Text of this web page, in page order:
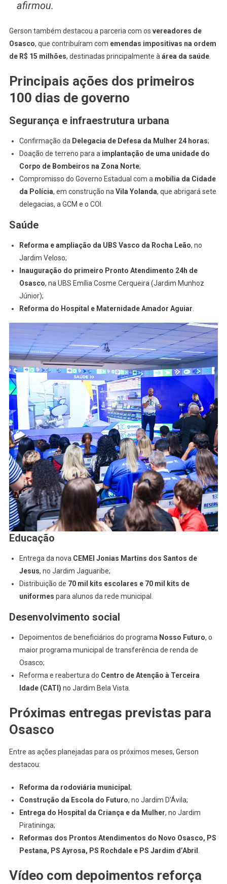
afirmou.
Gerson também destacou a parceria com os vereadores de
Osasco, que contribuíram com emendas impositivas na ordem
de R$ 15 milhões, destinadas principalmente à área da saúde.
Principais ações dos primeiros
100 dias de governo
Segurança e infraestrutura urbana
Confirmação da Delegacia de Defesa da Mulher 24 horas;
Doação de terreno para a implantação de uma unidade do
Corpo de Bombeiros na Zona Norte;
Compromisso do Governo Estadual com a mobília da Cidade
da Polícia, em construção na Vila Yolanda, que abrigará sete
delegacias, a GCM e o COI.
Saúde
Reforma e ampliação da UBS Vasco da Rocha Leão, no
Jardim Veloso;
Inauguração do primeiro Pronto Atendimento 24h de
Osasco, na UBS Emília Cosme Cerqueira (Jardim Munhoz
Júnior);
Reforma do Hospital e Maternidade Amador Aguiar
Educação
Entrega da nova CEMEI Jonias Martins dos Santos de
Jesus, no Jardim Jaguaribe;
Distribuição de 70 mil kits escolares e 70 mil kits de
uniformes para alunos da rede municipal.
Desenvolvimento social
Depoimentos de beneficiários do programa Nosso Futuro, o
maior programa municipal de transferência de renda de
Osasco;
Reforma e reabertura do Centro de Atenção à Terceira
Idade (CATI) no Jardim Bela Vista.
Próximas entregas previstas para
Osasco
Entre as ações planejadas para os próximos meses, Gerson
destacou:
Reforma da rodoviária municipal ;
Construção da Escola do Futuro, no Jardim D’Ávila;
Entrega do Hospital da Criança e da Mulher, no Jardim
Piratininga;
Reformas dos Prontos Atendimentos do Novo Osasco, PS
Pestana, PS Ayrosa, PS Rochdale e PS Jardim d’Abril
Vídeo com depoimentos reforça